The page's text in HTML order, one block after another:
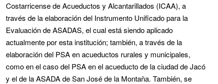
Costarricense de Acueductos y Alcantarillados (ICAA), a
través de la elaboración del Instrumento Unificado para la
Evaluación de ASADAS, el cual está siendo aplicado
actualmente por esta institución; también, a través de la
elaboración del PSA en acueductos rurales y municipales,
como en el caso del PSA en el acueducto de la ciudad de Jacó
y el de la ASADA de San José de la Montaña. También, se